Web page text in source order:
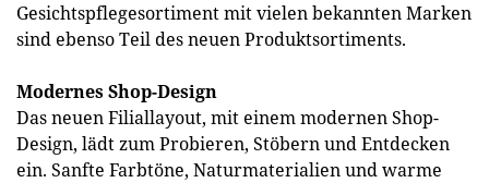
Gesichtspflegesortiment mit vielen bekannten Marken
sind ebenso Teil des neuen Produktsortiments.
Modernes Shop-Design
Das neuen Filiallayout, mit einem modernen Shop-
Design, lädt zum Probieren, Stöbern und Entdecken
ein. Sanfte Farbtöne, Naturmaterialien und warme